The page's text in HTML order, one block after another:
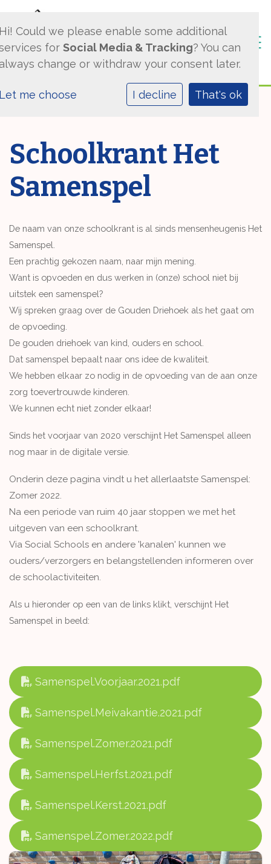
Schoolkrant Het
Samenspel
De naam van onze schoolkrant is al sinds mensenheugenis Het
Samenspel.
Een prachtig gekozen naam, naar mijn mening.
Want is opvoeden en dus werken in (onze) school niet bij
uitstek een samenspel?
Wij spreken graag over de Gouden Driehoek als het gaat om
de opvoeding.
De gouden driehoek van kind, ouders en school.
Dat samenspel bepaalt naar ons idee de kwaliteit.
We hebben elkaar zo nodig in de opvoeding van de aan onze
zorg toevertrouwde kinderen.
We kunnen echt niet zonder elkaar!
Sinds het voorjaar van 2020 verschijnt Het Samenspel alleen
nog maar in de digitale versie.
Onderin deze pagina vindt u het allerlaatste Samenspel:
Zomer 2022.
Na een periode van ruim 40 jaar stoppen we met het
uitgeven van een schoolkrant.
Via Social Schools en andere 'kanalen' kunnen we
ouders/verzorgers en belangstellenden informeren over
de schoolactiviteiten.
Als u hieronder op een van de links klikt, verschijnt Het
Samenspel in beeld:
Samenspel.Voorjaar.2021.pdf
Samenspel.Meivakantie.2021.pdf
Samenspel.Zomer.2021.pdf
Samenspel.Herfst.2021.pdf
Samenspel.Kerst.2021.pdf
Samenspel.Zomer.2022.pdf
Could we please enable some additional
for Social Media & Tracking? You can
change or withdraw your consent later.
me choose I decline That's ok